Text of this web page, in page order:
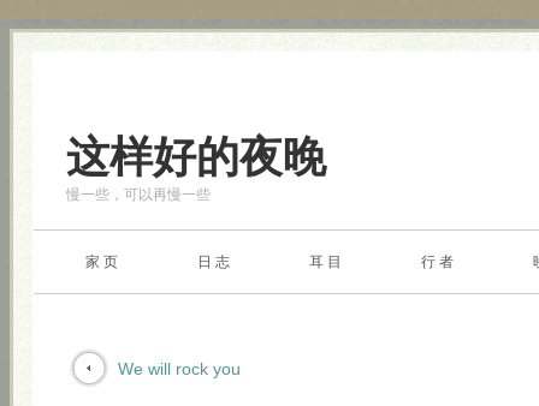
这样好的夜晚
慢一些，可以再慢一些
家 页 日 志 耳 目 行 者
We will rock you